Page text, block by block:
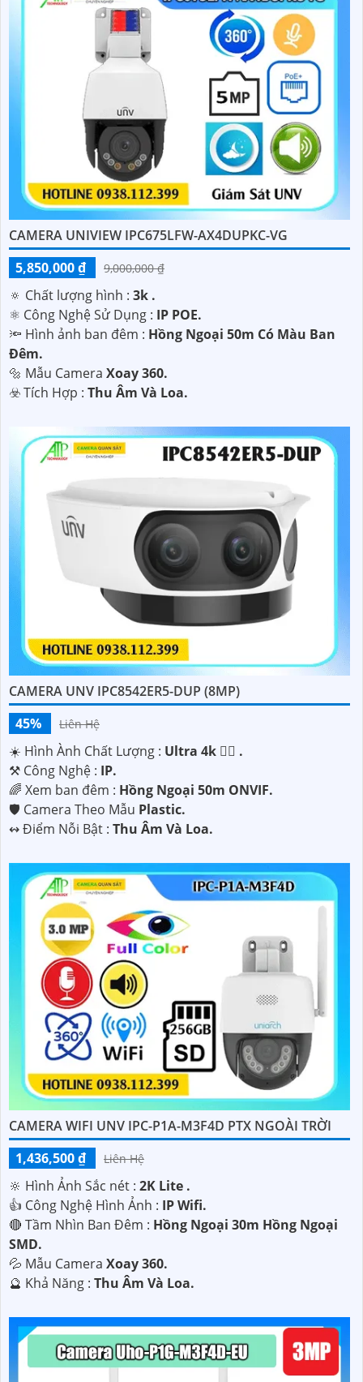
CAMERA UNIVIEW IPC675LFW-AX4DUPKC-VG
5,850,000 ₫
9,000,000 ₫
🔅 Chất lượng hình : 3k .
⚛️ Công Nghệ Sử Dụng : IP POE.
🔦 Hình ảnh ban đêm : Hồng Ngoại 50m Có Màu Ban
Ðêm.
🔩 Mẫu Camera Xoay 360.
️☣️ Tích Hợp : Thu Âm Và Loa.
CAMERA UNV IPC8542ER5-DUP (8MP)
45%
Liên Hệ
☀️ Hình Ành Chất Lượng : Ultra 4k 👍🏾 .
⚒ Công Nghệ : IP.
🌈 Xem ban đêm : Hồng Ngoại 50m ONVIF.
🛡 Camera Theo Mẫu Plastic.
️↭ Điểm Nỗi Bật : Thu Âm Và Loa.
CAMERA WIFI UNV IPC-P1A-M3F4D PTX NGOÀI TRỜI
1,436,500 ₫
Liên Hệ
🔆 Hình Ảnh Sắc nét : 2K Lite .
👍 Công Nghệ Hình Ảnh : IP Wifi.
🔴 Tầm Nhìn Ban Đêm : Hồng Ngoại 30m Hồng Ngoại
SMD.
💦 Mẫu Camera Xoay 360.
️🔮 Khả Năng : Thu Âm Và Loa.